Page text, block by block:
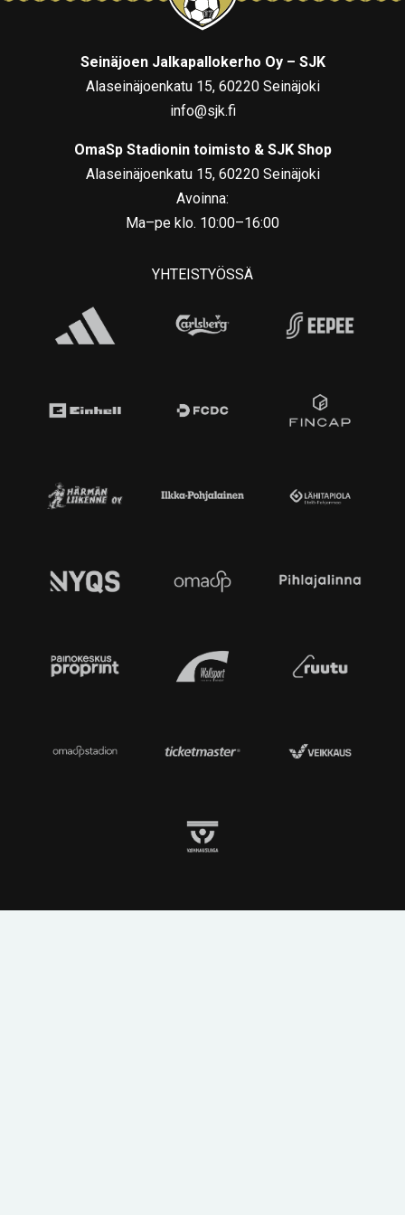
Seinäjoen Jalkapallokerho Oy – SJK
Alaseinäjoenkatu 15, 60220 Seinäjoki
info@sjk.fi
OmaSp Stadionin toimisto & SJK Shop
Alaseinäjoenkatu 15, 60220 Seinäjoki
Avoinna:
Ma–pe klo. 10:00–16:00
YHTEISTYÖSSÄ